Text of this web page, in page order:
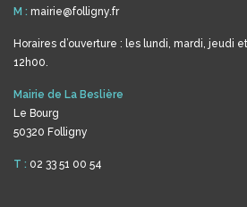
M : mairie@folligny.fr
Horaires d’ouverture : les lundi, mardi, jeudi
12h00.
Mairie de La Beslière
Le Bourg
50320 Folligny
T : 02 33 51 00 54